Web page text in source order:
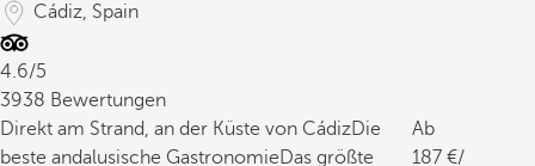
Cádiz, Spain
4.6/5
3938 Bewertungen
Direkt am Strand, an der Küste von CádizDie
beste andalusische GastronomieDas größte
Ab
187
/